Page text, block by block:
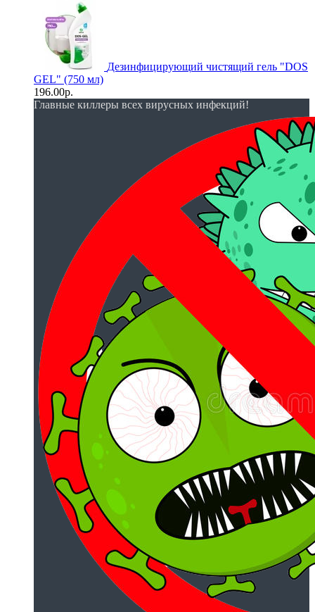
Дезинфицирующий чистящий гель "DOS
GEL" (750 мл)
196.00р.
Главные киллеры всех вирусных инфекций!